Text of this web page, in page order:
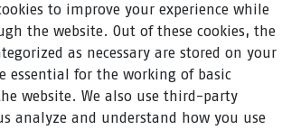
to improve your experience while
the website. Out of these cookies, the
as necessary are stored on your
essential for the working of basic
website. We also use third-party
analyze and understand how you use